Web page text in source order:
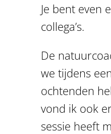
Je bent even
collega’s.
De
we tijdens
ochtenden
vond ik ook
sessie heeft